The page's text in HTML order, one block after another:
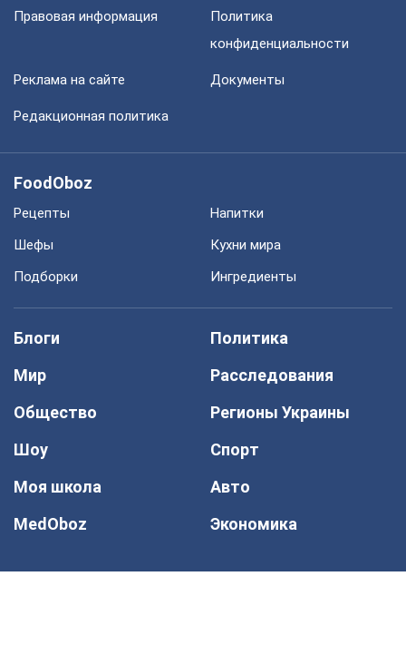
Правовая информация
Политика
конфиденциальности
Реклама на сайте Документы
Редакционная политика
FoodOboz
Рецепты
Напитки
Шефы
Кухни мира
Подборки
Ингредиенты
Блоги
Политика
Мир
Расследования
Общество
Регионы Украины
Шоу
Спорт
Моя школа
Авто
MedOboz
Экономика